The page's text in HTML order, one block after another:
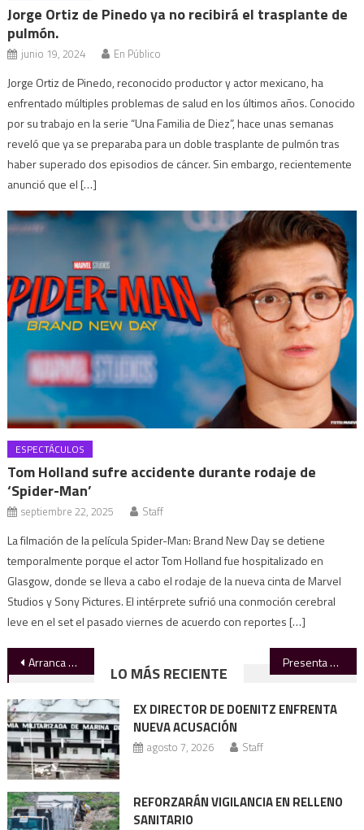
Jorge Ortiz de Pinedo ya no recibirá el trasplante de
pulmón.
junio 19, 2024 En Público
Jorge Ortiz de Pinedo, reconocido productor y actor mexicano, ha
enfrentado múltiples problemas de salud en los últimos años. Conocido
por su trabajo en la serie “Una Familia de Diez”, hace unas semanas
reveló que ya se preparaba para un doble trasplante de pulmón tras
haber superado dos episodios de cáncer. Sin embargo, recientemente
anunció que el […]
ESPECTÁCULOS
Tom Holland sufre accidente durante rodaje de
‘Spider-Man’
septiembre 22, 2025 Staff
La filmación de la película Spider-Man: Brand New Day se detiene
temporalmente porque el actor Tom Holland fue hospitalizado en
Glasgow, donde se lleva a cabo el rodaje de la nueva cinta de Marvel
Studios y Sony Pictures. El intérprete sufrió una conmoción cerebral
leve en el set el pasado viernes de acuerdo con reportes […]
Navegación
de
entradas
Arranca Gattás remodelación del parque de softbol Presenta Claudia prototipo de mini vehículo eléctrico mexicano
LO MÁS RECIENTE
EX DIRECTOR DE DOENITZ ENFRENTA
NUEVA ACUSACIÓN
agosto 7, 2026 Staff
REFORZARÁN VIGILANCIA EN RELLENO
SANITARIO